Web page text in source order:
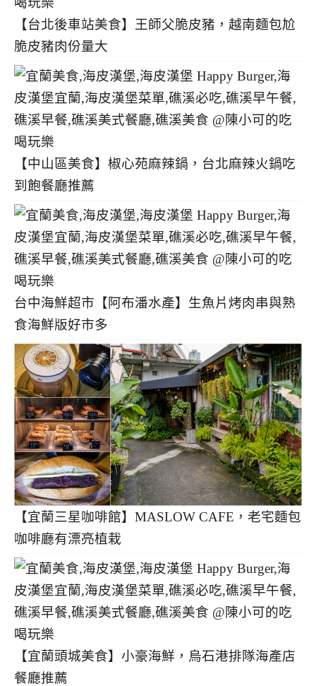
【台北後車站美食】王師父脆皮豬，越南麵包尬
脆皮豬肉份量大
【中山區美食】椒心苑麻辣鍋，台北麻辣火鍋吃
到飽餐廳推薦
台中海鮮超市【阿布潘水產】生魚片烤肉串與熟
食海鮮版好市多
【宜蘭三星咖啡館】MASLOW CAFE，老宅麵包
咖啡廳有漂亮植栽
【宜蘭頭城美食】小豪海鮮，烏石港排隊海產店
餐廳推薦